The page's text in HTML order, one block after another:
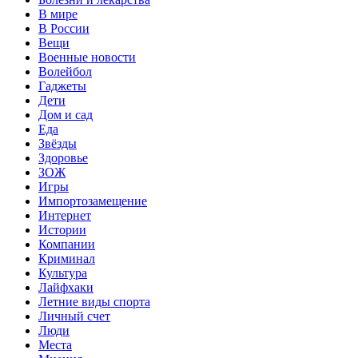
В мире
В России
Вещи
Военные новости
Волейбол
Гаджеты
Дети
Дом и сад
Еда
Звёзды
Здоровье
ЗОЖ
Игры
Импортозамещение
Интернет
Истории
Компании
Криминал
Культура
Лайфхаки
Летние виды спорта
Личный счет
Люди
Места